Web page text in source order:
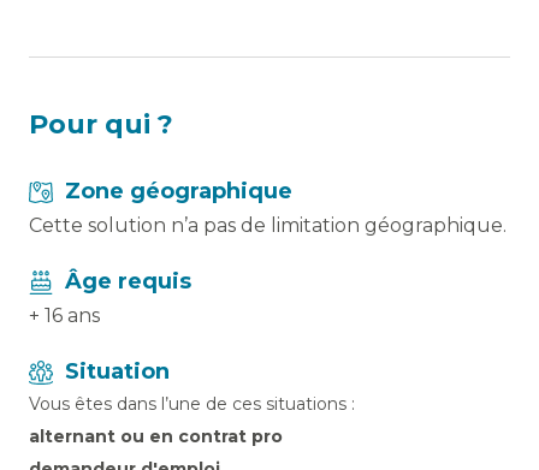
Pour qui ?
Zone géographique
Cette solution n’a pas de limitation géographique.
Âge requis
+ 16 ans
Situation
Vous êtes dans l’une de ces situations :
alternant ou en contrat pro